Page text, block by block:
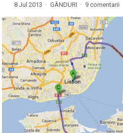
8 Jul 2013 · GÂNDURI · 9 comentarii